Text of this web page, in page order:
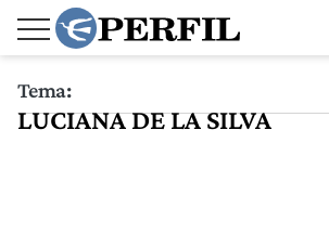
Tema:
LUCIANA DE LA SILVA